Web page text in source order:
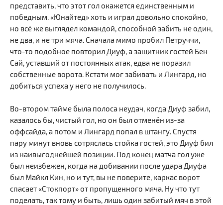
представить, что этот гол окажется единственным и
победным. «Юнайтед» хоть и играл довольно спокойно,
но всё же выглядел командой, способной забить не один,
не два, и не три мяча. Сначала мимо пробил Петруччи,
что-то подобное повторил Диуф, а защитник гостей Бен
Сай, уставший от постоянных атак, едва не поразил
собственные ворота. Кстати мог забивать и Лингард, но
добиться успеха у него не получилось.
Во-втором тайме была полоса неудач, когда Диуф забил,
казалось бы, чистый гол, но он был отменён из-за
оффсайда, а потом и Лингард попал в штангу. Спустя
пару минут вновь сотряслась стойка гостей, это Диуф бил
из наивыгоднейшей позиции. Под конец матча гол уже
был неизбежен, когда на добивании после удара Диуфа
был Майкл Кин, но и тут, вы не поверите, каркас ворот
спасает «Стокпорт» от пропущенного мяча. Ну что тут
поделать, так тому и быть, лишь один забитый мяч в этой